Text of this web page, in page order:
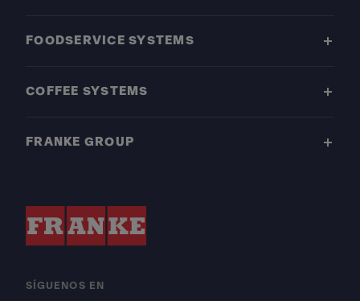
FOODSERVICE SYSTEMS
COFFEE SYSTEMS
FRANKE GROUP
SÍGUENOS EN